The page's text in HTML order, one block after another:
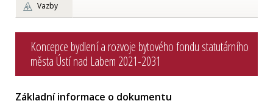
Vazby
Koncepce bydlení a rozvoje bytového fondu statutárního
města Ústí nad Labem 2021-2031
Základní informace o dokumentu